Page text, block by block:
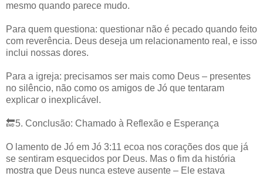
mesmo quando parece mudo.
Para quem questiona: questionar não é pecado quando feito
com reverência. Deus deseja um relacionamento real, e isso
inclui nossas dores.
Para a igreja: precisamos ser mais como Deus – presentes
no silêncio, não como os amigos de Jó que tentaram
explicar o inexplicável.
🔚5. Conclusão: Chamado à Reflexão e Esperança
O lamento de Jó em Jó 3:11 ecoa nos corações dos que já
se sentiram esquecidos por Deus. Mas o fim da história
mostra que Deus nunca esteve ausente – Ele estava